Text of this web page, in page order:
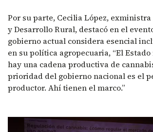
Por su parte, Cecilia López,
y Desarrollo Rural, destacó en el
gobierno actual considera esencial
en su política agropecuaria, “El Estado
hay una cadena productiva de
prioridad del gobierno nacional es el
productor. Ahí tienen el marco.”